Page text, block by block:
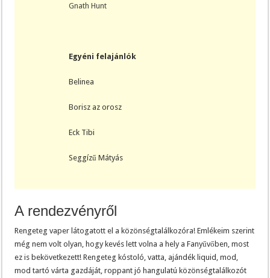
Gnath Hunt
Egyéni felajánlók
Belinea
Borisz az orosz
Eck Tibi
Seggízű Mátyás
A rendezvényről
Rengeteg vaper látogatott el a közönségtalálkozóra! Emlékeim szerint
még nem volt olyan, hogy kevés lett volna a hely a Fanyűvőben, most
ez is bekövetkezett! Rengeteg kóstoló, vatta, ajándék liquid, mod,
mod tartó várta gazdáját, roppant jó hangulatú közönségtalálkozót